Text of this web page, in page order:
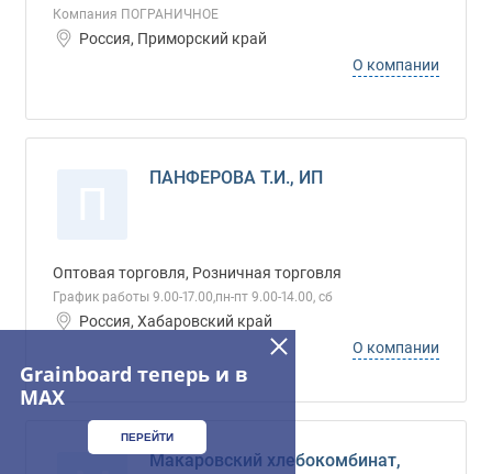
Компания ПОГРАНИЧНОЕ
Россия, Приморский край
О компании
ПАНФЕРОВА Т.И., ИП
Оптовая торговля, Розничная торговля
График работы 9.00-17.00,пн-пт 9.00-14.00, сб
Россия, Хабаровский край
О компании
Макаровский хлебокомбинат,
Grainboard теперь и в
MAX
ПЕРЕЙТИ